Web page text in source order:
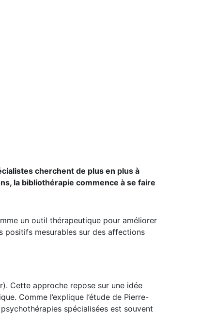
cherchent de plus en plus à
la bibliothérapie commence à se faire
un outil thérapeutique pour améliorer
positifs mesurables sur des affections
Cette approche repose sur une idée
Comme l’explique l’étude de Pierre-
spécialisées est souvent